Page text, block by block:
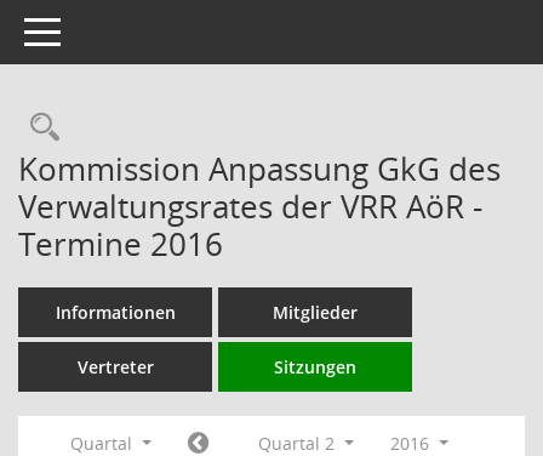
Toggle navigation
Rechercheauswahl
Kommission Anpassung GkG des
Verwaltungsrates der VRR AöR -
Termine 2016
Informationen Mitglieder
Vertreter Sitzungen
Quartal Quartal 2
2016